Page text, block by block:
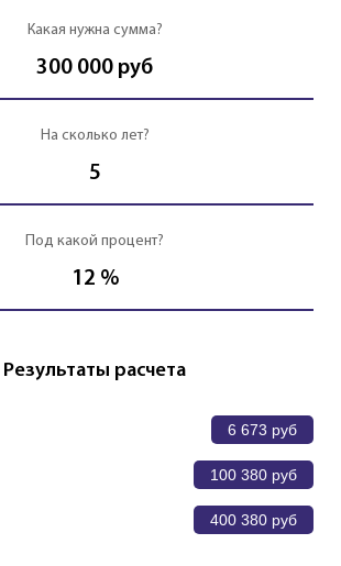
Какая нужна сумма?
300 000 руб
На сколько лет?
5
Под какой процент?
12 %
Результаты расчета
6 673 руб
100 380 руб
400 380 руб